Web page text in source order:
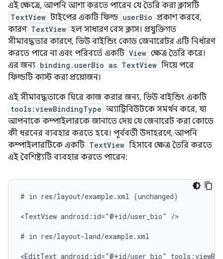
এই ক্ষেত্রে, আপনি আশা করতে পারেন যে তৈরি করা ক্লাসটি
TextView টাইপের একটি ফিল্ড userBio প্রকাশ করবে,
কারণ TextView হল সাধারণ বেস ক্লাস। প্রযুক্তিগত
সীমাবদ্ধতার কারণে, ভিউ বাইন্ডিং কোড জেনারেটর এটি নির্ধারণ
করতে পারে না এবং পরিবর্তে একটি View ক্ষেত্র তৈরি করে।
এর জন্য binding.userBio as TextView দিয়ে পরে
ফিল্ডটি কাস্ট করা প্রয়োজন।
এই সীমাবদ্ধতাকে ঘিরে কাজ করার জন্য, ভিউ বাইন্ডিং একটি
tools:viewBindingType অ্যাট্রিবিউটকে সমর্থন করে, যা
আপনাকে কম্পাইলারকে জানাতে দেয় যে জেনারেট করা কোডে
কী ধরনের ব্যবহার করতে হবে। পূর্ববর্তী উদাহরণে, আপনি
কম্পাইলারটিকে একটি TextView হিসাবে ক্ষেত্র তৈরি করতে
এই বৈশিষ্ট্যটি ব্যবহার করতে পারেন:
# in res/layout/example.xml (unchanged)
<TextView android:id="@+id/user_bio" />
# in res/layout-land/example.xml
<EditText android:id="@+id/user_bio"